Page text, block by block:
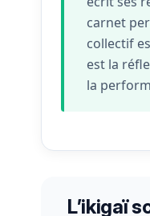
carnet
collectif
est la
la
L’ikigaï